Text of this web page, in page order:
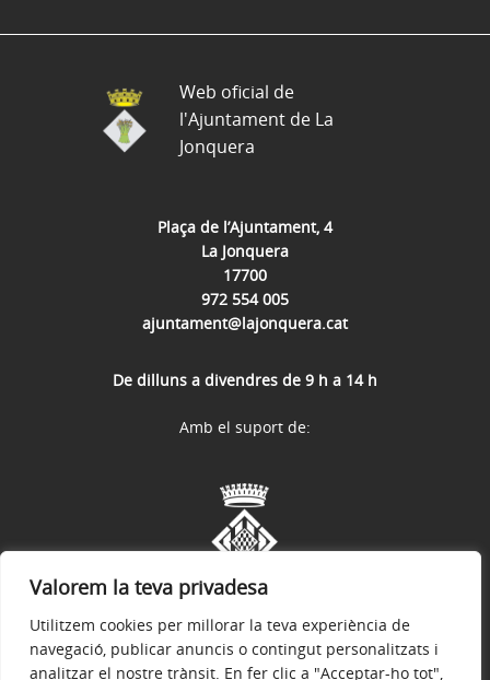
Valorem la teva privadesa
Utilitzem cookies per millorar la teva experiència de
navegació, publicar anuncis o contingut personalitzats i
analitzar el nostre trànsit. En fer clic a "Acceptar-ho tot",
Plaça de l’Ajuntament, 4
La Jonquera
17700
972 554 005
ajuntament@lajonquera.cat
De dilluns a divendres de 9 h a 14 h
Web oficial de
l'Ajuntament de La
Jonquera
Amb el suport de: